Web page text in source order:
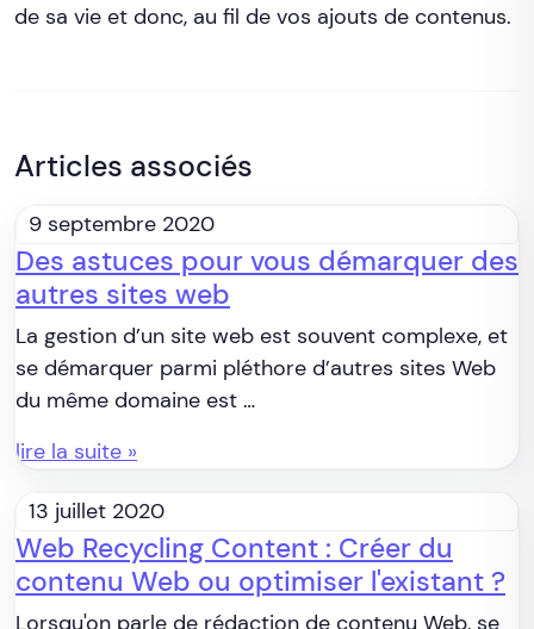
de sa vie et donc, au fil de vos ajouts de contenus.
Articles associés
9 septembre 2020
Des astuces pour vous démarquer des
autres sites web
La gestion d’un site web est souvent complexe, et
se démarquer parmi pléthore d’autres sites Web
du même domaine est …
lire la suite »
13 juillet 2020
Web Recycling Content : Créer du
contenu Web ou optimiser l'existant ?
Lorsqu'on parle de rédaction de contenu Web, se